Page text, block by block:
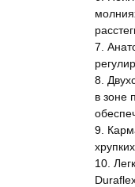
7.
8.
в зоне
9.
10.